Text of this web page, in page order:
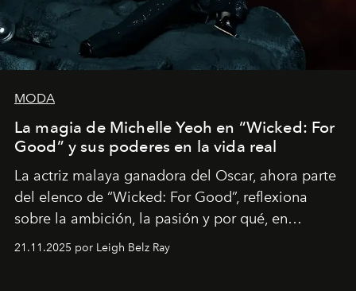
MODA
La magia de Michelle Yeoh en “Wicked: For
Good” y sus poderes en la vida real
La actriz malaya ganadora del Oscar, ahora parte
del elenco de “Wicked: For Good”, reflexiona
sobre la ambición, la pasión y por qué, en
ocasiones, la introspección puede esperar. “Es
21.11.2025 por Leigh Belz Ray